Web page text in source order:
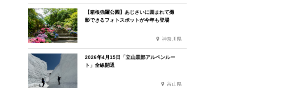
【箱根強羅公園】あじさいに囲まれて撮
影できるフォトスポットが今年も登場
神奈川県
2026年4月15日「立山黒部アルペンルー
ト」全線開通
富山県